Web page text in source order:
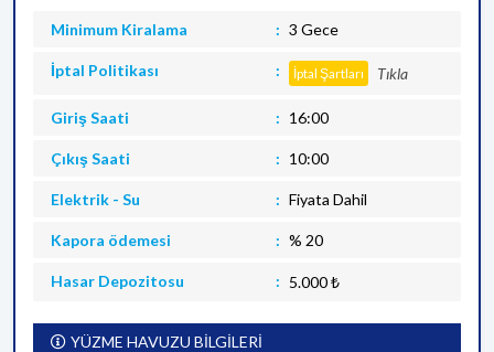
Minimum Kiralama 3 Gece
İptal Politikası İptal Şartları Tıkla
Giriş Saati 16:00
Çıkış Saati 10:00
Elektrik - Su Fiyata Dahil
Kapora ödemesi % 20
Hasar Depozitosu 5.000 ₺
YÜZME HAVUZU BİLGİLERİ